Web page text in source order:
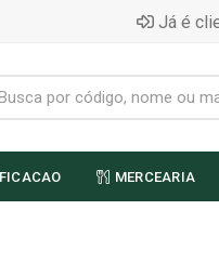
Já é
MERCEARIA